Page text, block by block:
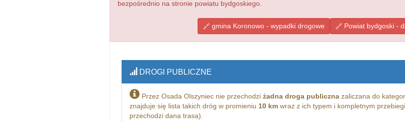
bezpośrednio na stronie powiatu bydgoskiego.
gmina Koronowo - wypadki drogowe Powiat bydgoski -
DROGI PUBLICZNE
Przez Osada Olszyniec nie przechodzi żadna droga publicznazaliczana do
znajduje się lista takich dróg w promieniu 10 kmwraz z ich typem i kompletnym
przechodzi dana trasa).